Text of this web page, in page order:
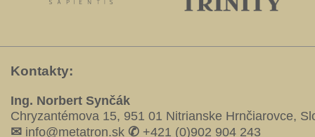
Kontakty:
Ing. Norbert Synčák
Chryzantémova 15, 951 01 Nitrianske Hrnčiarovce,
✉ info@metatron.sk ✆ +421 (0)902 904 243